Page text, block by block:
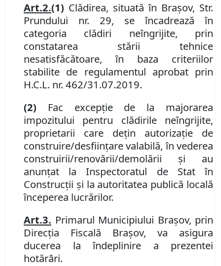
Art.2.(1) Clădirea, situată în Braşov, Str.
Prundului nr. 29, se încadrează în
categoria clădiri neîngrijite, prin
constatarea stării tehnice
nesatisfăcătoare, în baza criteriilor
stabilite de regulamentul aprobat prin
H.C.L. nr. 462/31.07.2019.
(2) Fac excepţie de la majorarea
impozitului pentru clădirile neîngrijite,
proprietarii care deţin autorizaţie de
construire/desfiinţare valabilă, în vederea
construirii/renovării/demolării şi au
anunţat la Inspectoratul de Stat în
Construcţii și la autoritatea publică locală
începerea lucrărilor.
Art.3. Primarul Municipiului Braşov, prin
Direcţia Fiscală Braşov, va asigura
ducerea la îndeplinire a prezentei
hotărâri.